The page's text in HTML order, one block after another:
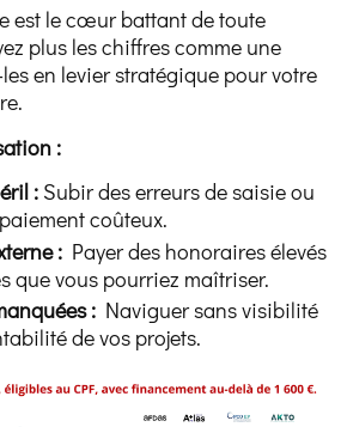
est le cœur battant de toute
plus les chiffres comme une
en levier stratégique pour votre
:
: Subir des erreurs de saisie ou
coûteux.
: Payer des honoraires élevés
que vous pourriez maîtriser.
: Naviguer sans visibilité
de vos projets.